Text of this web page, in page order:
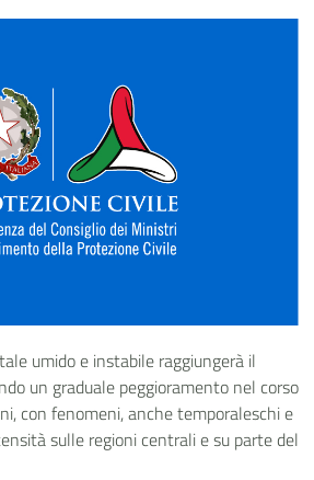
umido e instabile raggiungerà il
un graduale peggioramento nel corso
con fenomeni, anche temporaleschi e
sulle regioni centrali e su parte del